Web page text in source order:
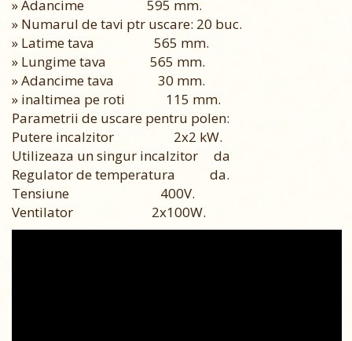
» Adancime 595 mm.
» Numarul de tavi ptr uscare: 20 buc.
» Latime tava 565 mm.
» Lungime tava 565 mm.
» Adancime tava 30 mm.
» inaltimea pe roti 115 mm.
Parametrii de uscare pentru polen:
Putere incalzitor 2x2 kW.
Utilizeaza un singur incalzitor da
Regulator de temperatura da.
Tensiune 400V.
Ventilator 2x100W.